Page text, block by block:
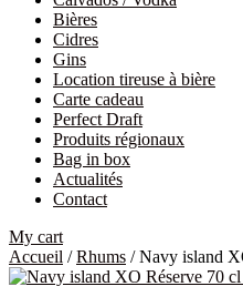
Bières
Cidres
Gins
Location tireuse à bière
Carte cadeau
Perfect Draft
Produits régionaux
Bag in box
Actualités
Contact
My cart
Accueil /Rhums / Navy island